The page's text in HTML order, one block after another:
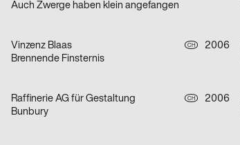
Auch Zwerge haben klein angefangen
Vinzenz Blaas CH
2006
Brennende Finsternis
Raffinerie AG für Gestaltung CH
2006
Bunbury